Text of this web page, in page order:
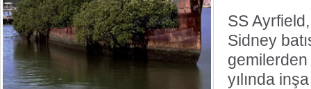
SS
Sidney
yılında